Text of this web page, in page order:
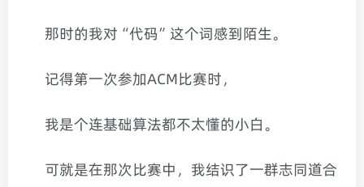
那时的我对“代码”这个词感到陌生。
记得第一次参加ACM比赛时，
我是个连基础算法都不太懂的小白。
可就是在那次比赛中，我结识了一群志同道合